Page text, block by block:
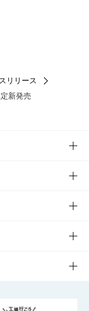
リリース
新発売